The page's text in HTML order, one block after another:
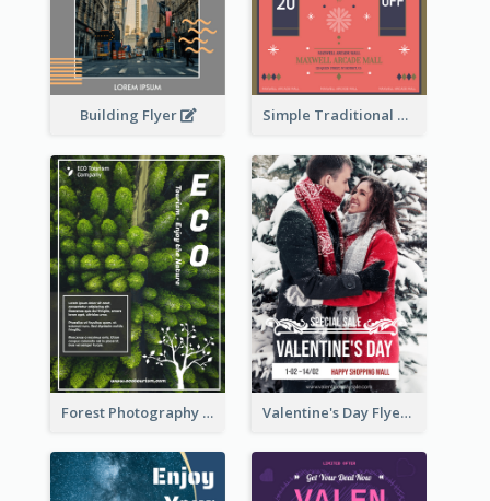
Building Flyer Simple Traditional CNY Sales Flyer Design
Forest Photography Flyer Of ECO Tourism Valentine's Day Flyer With Photo Of Couple